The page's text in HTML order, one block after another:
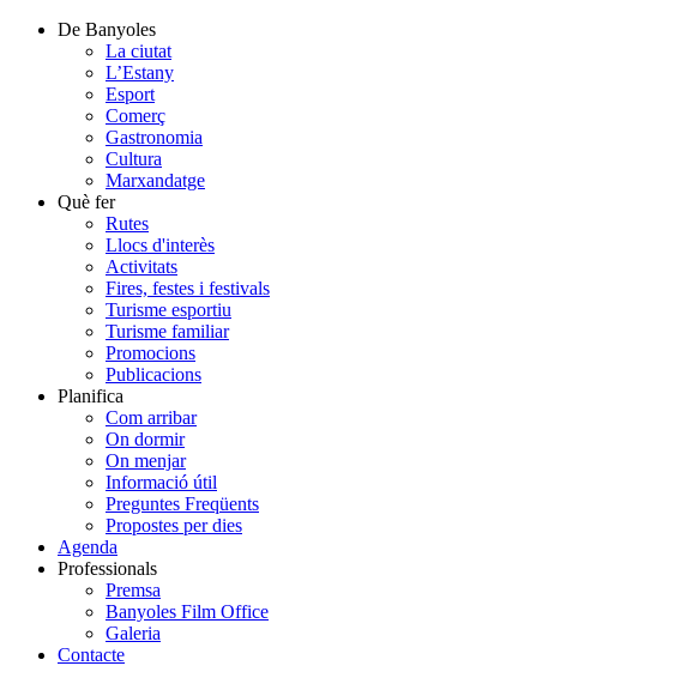
De Banyoles
La ciutat
L’Estany
Esport
Comerç
Gastronomia
Cultura
Marxandatge
Què fer
Rutes
Llocs d'interès
Activitats
Fires, festes i festivals
Turisme esportiu
Turisme familiar
Promocions
Publicacions
Planifica
Com arribar
On dormir
On menjar
Informació útil
Preguntes Freqüents
Propostes per dies
Agenda
Professionals
Premsa
Banyoles Film Office
Galeria
Contacte